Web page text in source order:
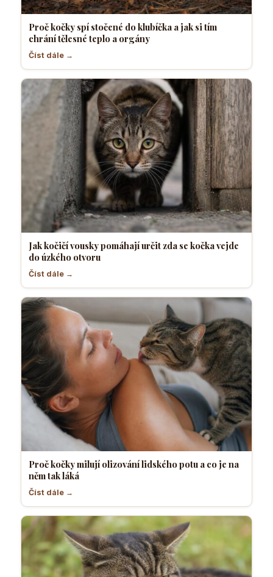
Proč kočky spí stočené do klubíčka a jak si tím
chrání tělesné teplo a orgány
Číst dále →
Jak kočičí vousky pomáhají určit zda se kočka vejde
do úzkého otvoru
Číst dále →
Proč kočky milují olizování lidského potu a co je na
něm tak láká
Číst dále →